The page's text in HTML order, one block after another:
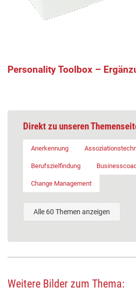
Personality Toolbox –
Direkt zu unseren
Anerkennung
Berufszielfindung
Change Management
Alle 60 Themen anzeigen
Weitere Bilder zum Thema: